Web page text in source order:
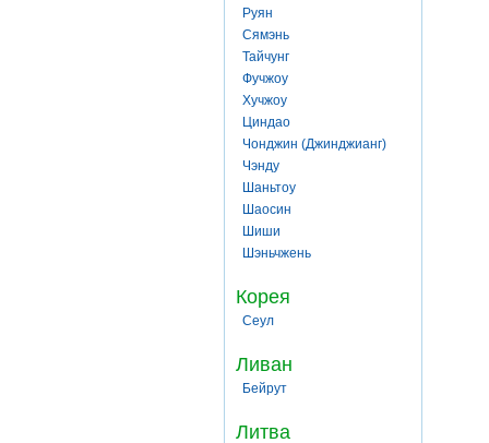
Руян
Сямэнь
Тайчунг
Фучжоу
Хучжоу
Циндао
Чонджин (Джинджианг)
Чэнду
Шаньтоу
Шаосин
Шиши
Шэньчжень
Корея
Сеул
Ливан
Бейрут
Литва